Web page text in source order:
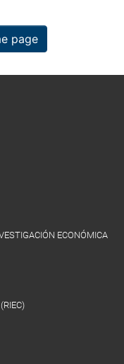
page
ECONÓMICA